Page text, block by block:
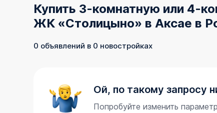
Купить 3-комнатную или 4-
ЖК «Столицыно» в Аксае в
0 объявлений в 0 новостройках
Ой, по такому запросу
Попробуйте изменить